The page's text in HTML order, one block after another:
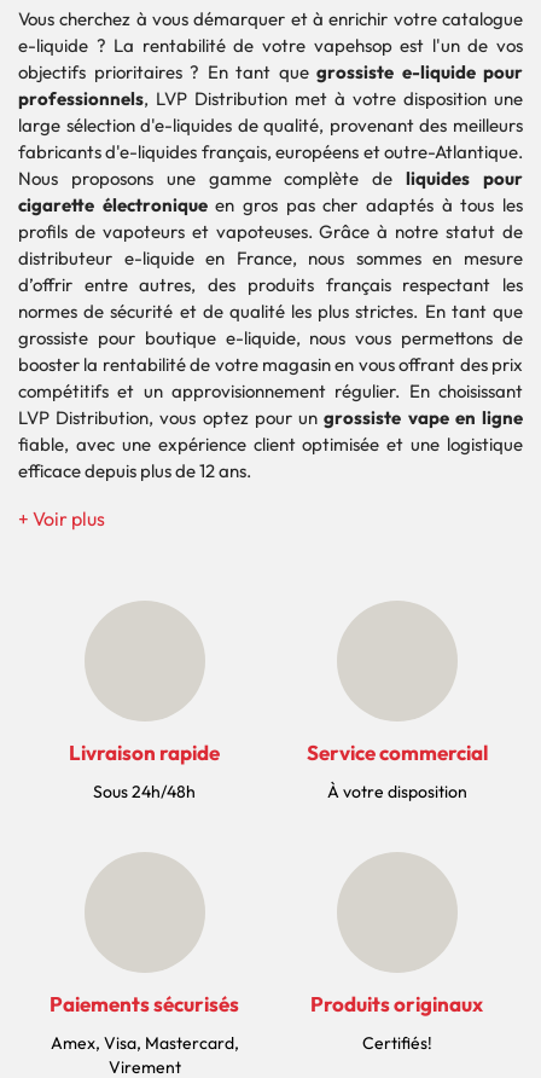
Vous cherchez à vous démarquer et à enrichir votre catalogue
e-liquide ? La rentabilité de votre vapehsop est l'un de vos
objectifs prioritaires ? En tant que grossiste e-liquide pour
professionnels, LVP Distribution met à votre disposition une
large sélection d'e-liquides de qualité, provenant des meilleurs
fabricants d'e-liquides français, européens et outre-Atlantique.
Nous proposons une gamme complète deliquides pour
cigarette électroniqueen gros pas cher adaptés à tous les
profils de vapoteurs et vapoteuses. Grâce à notre statut de
distributeur e-liquide en France, nous sommes en mesure
d’offrir entre autres, des produits français respectant les
normes de sécurité et de qualité les plus strictes. En tant que
grossiste pour boutique e-liquide, nous vous permettons de
booster la rentabilité de votre magasin en vous offrant des prix
compétitifs et un approvisionnement régulier. En choisissant
LVP Distribution, vous optez pour ungrossiste vape en ligne
fiable, avec une expérience client optimisée et une logistique
efficace depuis plus de 12 ans.
Livraison rapide
Sous 24h/48h
Service commercial
À votre disposition
Paiements sécurisés
Amex, Visa, Mastercard,
Virement
Produits originaux
Certifiés!